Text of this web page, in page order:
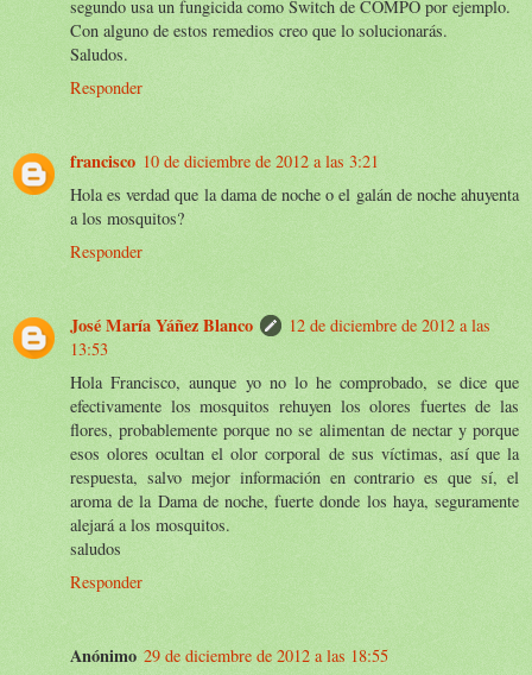
segundo usa un fungicida como Switch de COMPO por ejemplo.
Con alguno de estos remedios creo que lo solucionarás.
Saludos.
Responder
francisco 10 de diciembre de 2012 a las 3:21
Hola es verdad que la dama de noche o el galán de noche ahuyenta
a los mosquitos?
Responder
José María Yáñez Blanco
12 de diciembre de 2012 a las
13:53
Hola Francisco, aunque yo no lo he comprobado, se dice que
efectivamente los mosquitos rehuyen los olores fuertes de las
flores, probablemente porque no se alimentan de nectar y porque
esos olores ocultan el olor corporal de sus víctimas, así que la
respuesta, salvo mejor información en contrario es que sí, el
aroma de la Dama de noche, fuerte donde los haya, seguramente
alejará a los mosquitos.
saludos
Responder
Anónimo 29 de diciembre de 2012 a las 18:55